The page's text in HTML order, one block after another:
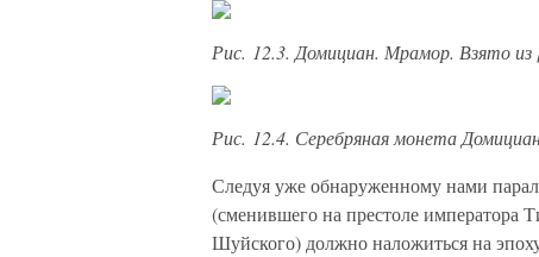
Рис. 12.3. Домициан. Мрамор. Взято из
Рис. 12.4. Серебряная монета
Следуя уже обнаруженному нами
(сменившего на престоле императора
Шуйского) должно наложиться на